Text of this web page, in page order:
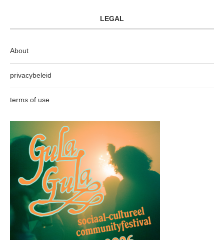
LEGAL
About
privacybeleid
terms of use